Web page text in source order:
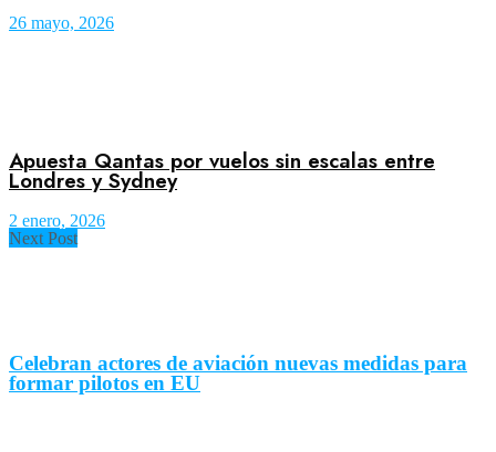
26 mayo, 2026
Apuesta Qantas por vuelos sin escalas entre
Londres y Sydney
2 enero, 2026
Next Post
Celebran actores de aviación nuevas medidas para
formar pilotos en EU